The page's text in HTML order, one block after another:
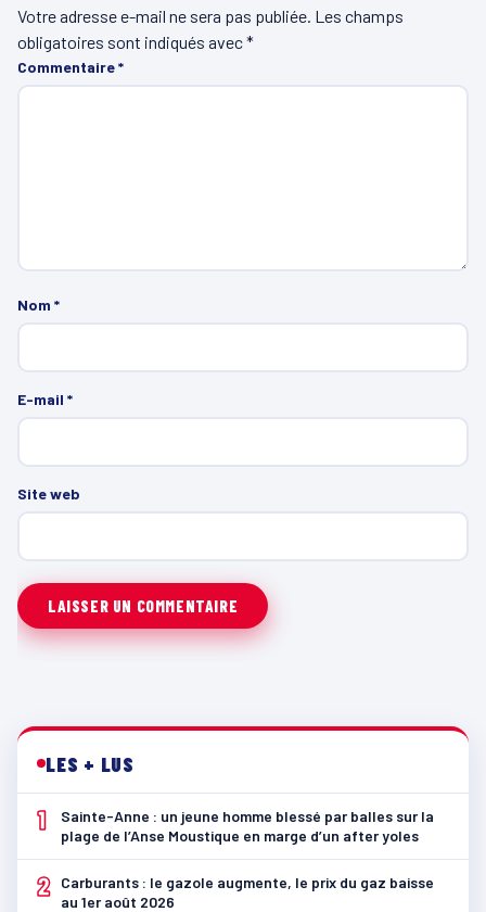
Votre adresse e-mail ne sera pas publiée. Les champs
obligatoires sont indiqués avec*
Commentaire*
Nom *
E-mail *
Site web
LES + LUS
1
Sainte-Anne : un jeune homme blessé par balles sur la
plage de l’Anse Moustique en marge d’un after yoles
2
Carburants : le gazole augmente, le prix du gaz baisse
au 1er août 2026